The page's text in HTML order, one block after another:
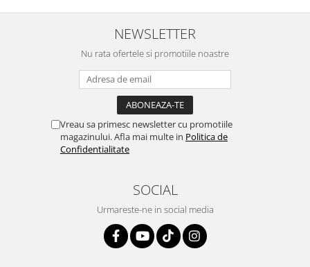
NEWSLETTER
Nu rata ofertele si promotiile noastre
Vreau sa primesc newsletter cu promotiile
magazinului. Afla mai multe in Politica de
Confidentialitate
SOCIAL
Urmareste-ne in social media